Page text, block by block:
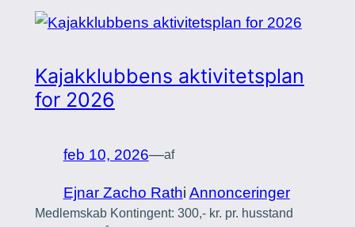
Kajakklubbens aktivitetsplan
for 2026
feb 10, 2026—af
Ejnar Zacho Rathi Annonceringer
Medlemskab Kontingent: 300,- kr. pr. husstand